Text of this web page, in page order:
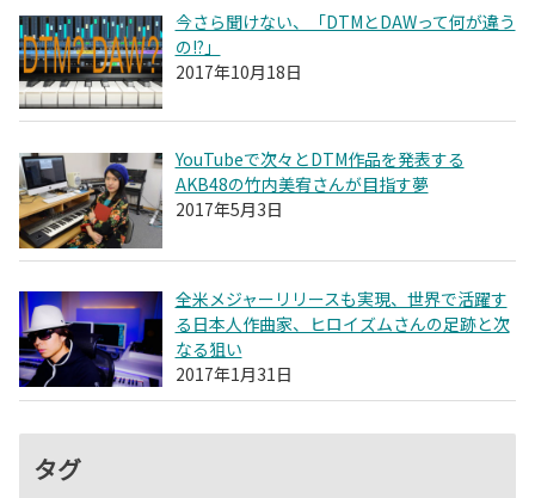
今さら聞けない、「DTMとDAWって何が違う
の!?」
2017年10月18日
YouTubeで次々とDTM作品を発表する
AKB48の竹内美宥さんが目指す夢
2017年5月3日
全米メジャーリリースも実現、世界で活躍す
る日本人作曲家、ヒロイズムさんの足跡と次
なる狙い
2017年1月31日
タグ